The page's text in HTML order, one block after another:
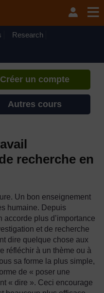
Research
créez un compte, vous
établir un profil
Créer un compte
Autres cours
recherche en
Un bon enseignement
humaine. Depuis
accorde plus d’importance
et de recherche
dire quelque chose aux
réfléchir à un thème ou à
sa forme la plus simple,
de « poser une
« dire ». Ceci encourage